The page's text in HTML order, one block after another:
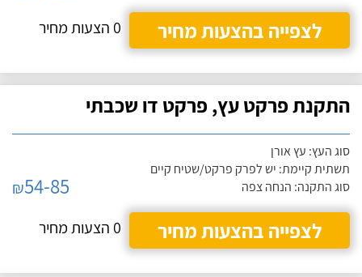
לצפייה בהצעות מחיר
0 הצעות מחיר
התקנת פרקט עץ, פרקט דו שכבתי
סוג העץ: עץ אורן
תשתית קיימת: יש לפרק פרקט/שטיח קיים
סוג התקנה: הנחה צפה
₪54-85
לצפייה בהצעות מחיר
0 הצעות מחיר